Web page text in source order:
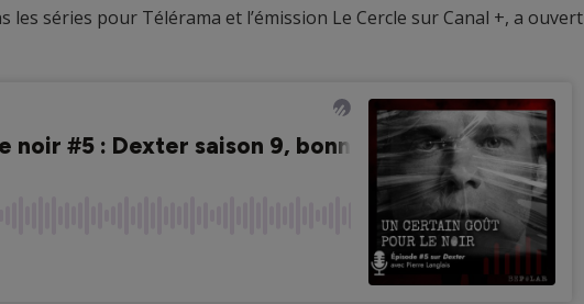
séries pour Télérama et l’émission Le Cercle sur Canal +, a ouvert